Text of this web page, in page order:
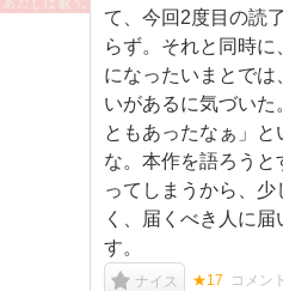
て、今回2度目の読
らず。それと同時に
になったいまとで
いがあるに気づいた
ともあったなぁ」
な。本作を語ろう
ってしまうから、
く、届くべき人に
す。
ナイス ★17 コメン